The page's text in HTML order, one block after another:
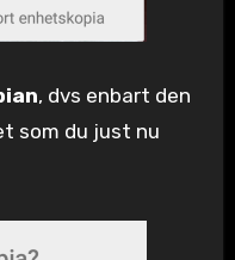
, dvs enbart den
som du just nu